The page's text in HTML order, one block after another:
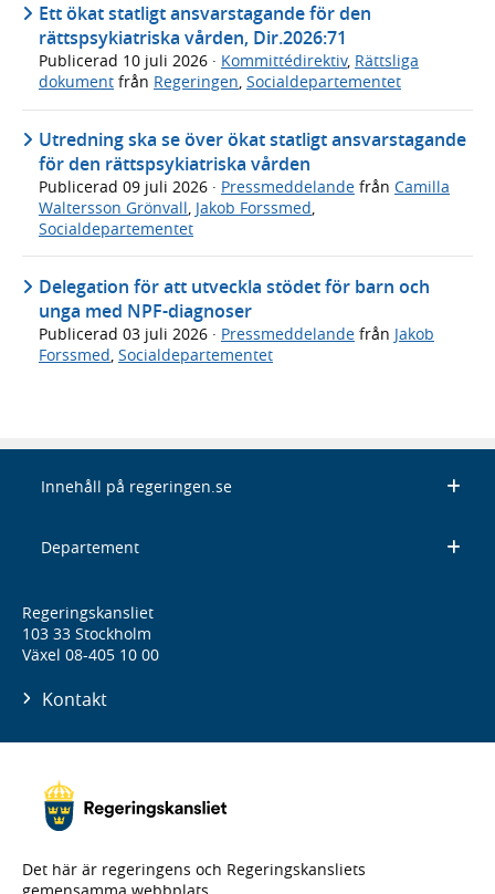
Ett ökat statligt ansvarstagande för den
rättspsykiatriska vården, Dir.2026:71
Publicerad 10 juli 2026 · Kommittédirektiv, Rättsliga
dokument från Regeringen, Socialdepartementet
Utredning ska se över ökat statligt ansvarstagande
för den rättspsykiatriska vården
Publicerad 09 juli 2026 · Pressmeddelande från Camilla
Waltersson Grönvall, Jakob Forssmed,
Socialdepartementet
Delegation för att utveckla stödet för barn och
unga med NPF-diagnoser
Publicerad 03 juli 2026 · Pressmeddelande från Jakob
Forssmed Socialdepartementet
Innehåll på regeringen.se
Departement
Regeringskansliet
103 33 Stockholm
Växel 08-405 10 00
Kontakt
Det här är regeringens och Regeringskansliets